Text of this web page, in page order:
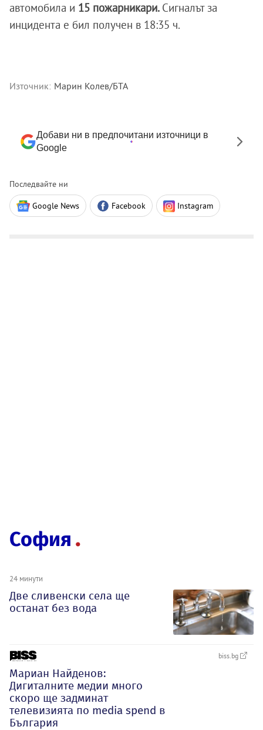
автомобила и 15 пожарникари. Сигналът за
инцидента е бил получен в 18:35 ч.
Източник: Марин Колев/БТА
Добави ни в предпочитани източници в
Google
Последвайте ни
Google News Facebook Instagram
София
24 минути
Две сливенски села ще
останат без вода
biss.bg
Мариан Найденов:
Дигиталните медии много
скоро ще задминат
телевизията по media spend в
България